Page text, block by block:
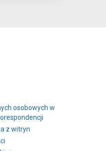
osobowych w
z witryn